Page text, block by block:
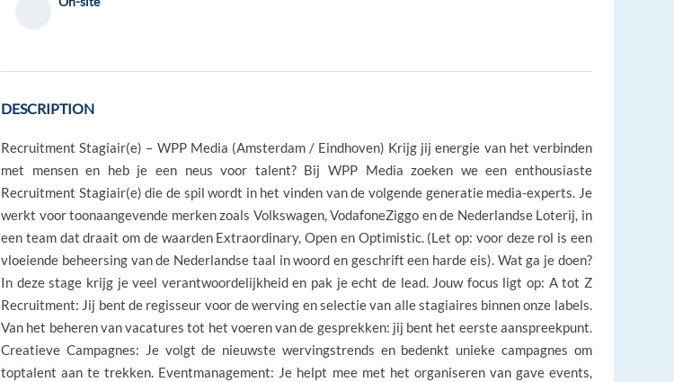
DESCRIPTION
Recruitment Stagiair(e) – WPP Media (Amsterdam / Eindhoven) Krijg jij energie van het verbinden
met mensen en heb je een neus voor talent? Bij WPP Media zoeken we een enthousiaste
Recruitment Stagiair(e) die de spil wordt in het vinden van de volgende generatie media-experts. Je
werkt voor toonaangevende merken zoals Volkswagen, VodafoneZiggo en de Nederlandse Loterij, in
een team dat draait om de waarden Extraordinary, Open en Optimistic. (Let op: voor deze rol is een
vloeiende beheersing van de Nederlandse taal in woord en geschrift een harde eis). Wat ga je doen?
In deze stage krijg je veel verantwoordelijkheid en pak je echt de lead. Jouw focus ligt op: A tot Z
Recruitment: Jij bent de regisseur voor de werving en selectie van alle stagiaires binnen onze labels.
Van het beheren van vacatures tot het voeren van de gesprekken: jij bent het eerste aanspreekpunt.
Creatieve Campagnes: Je volgt de nieuwste wervingstrends en bedenkt unieke campagnes om
toptalent aan te trekken. Eventmanagement: Je helpt mee met het organiseren van gave events,